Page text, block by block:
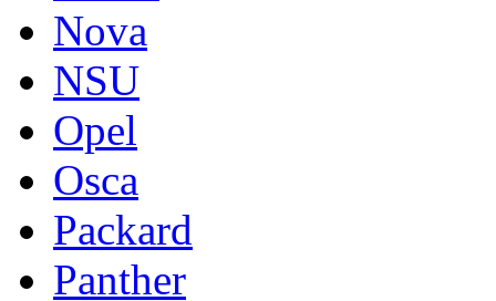
Nova
NSU
Opel
Osca
Packard
Panther